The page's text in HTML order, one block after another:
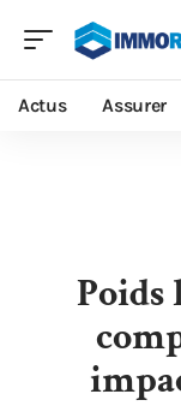
Actus Assurer
Poids